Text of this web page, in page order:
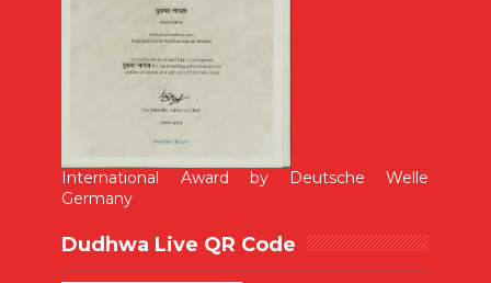
International Award by Deutsche Welle
Germany
Dudhwa Live QR Code